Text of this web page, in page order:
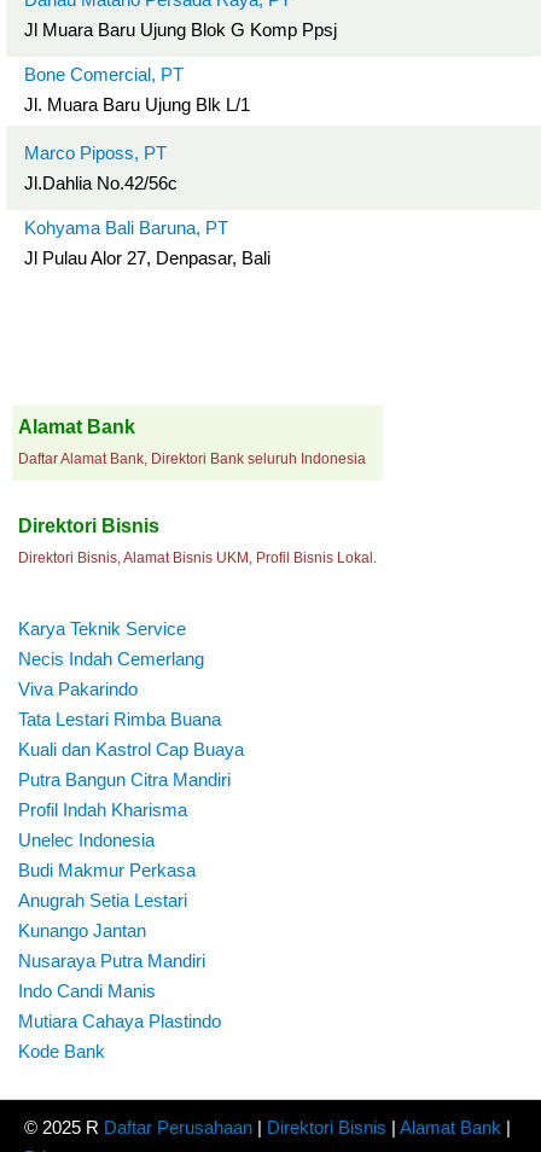
Jl Muara Baru Ujung Blok G Komp Ppsj
Bone Comercial, PT
Jl. Muara Baru Ujung Blk L/1
Marco Piposs, PT
Jl.Dahlia No.42/56c
Kohyama Bali Baruna, PT
Jl Pulau Alor 27, Denpasar, Bali
Alamat Bank
Daftar Alamat Bank, Direktori Bank seluruh Indonesia
Direktori Bisnis
Direktori Bisnis, Alamat Bisnis UKM, Profil Bisnis Lokal.
Karya Teknik Service
Necis Indah Cemerlang
Viva Pakarindo
Tata Lestari Rimba Buana
Kuali dan Kastrol Cap Buaya
Putra Bangun Citra Mandiri
Profil Indah Kharisma
Unelec Indonesia
Budi Makmur Perkasa
Anugrah Setia Lestari
Kunango Jantan
Nusaraya Putra Mandiri
Indo Candi Manis
Mutiara Cahaya Plastindo
Kode Bank
© 2025 R Daftar Perusahaan | Direktori Bisnis | Alamat Bank |